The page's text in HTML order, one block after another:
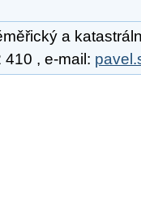
a
, e-mail: